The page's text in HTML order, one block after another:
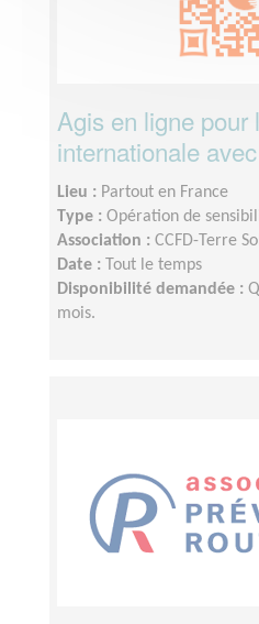
Agis en ligne pour
internationale
Lieu : Partout en France
Type : Opération de
Association : CCFD-Terre
Date :
Tout le temps
Disponibilité demandée :
mois.